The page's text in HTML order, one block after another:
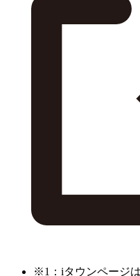
※1：iタウンページ